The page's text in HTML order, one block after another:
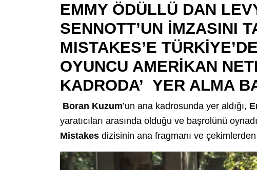
EMMY ÖDÜLLÜ DAN
SENNOTT’UN İMZASINI
MISTAKES’E
OYUNCU AMERİKAN
KADRODA’ YER ALMA
Boran Kuzum’un ana kadrosunda yer aldığı,
yaratıcıları arasında olduğu ve başrolünü
Mistakes dizisinin ana fragmanı ve